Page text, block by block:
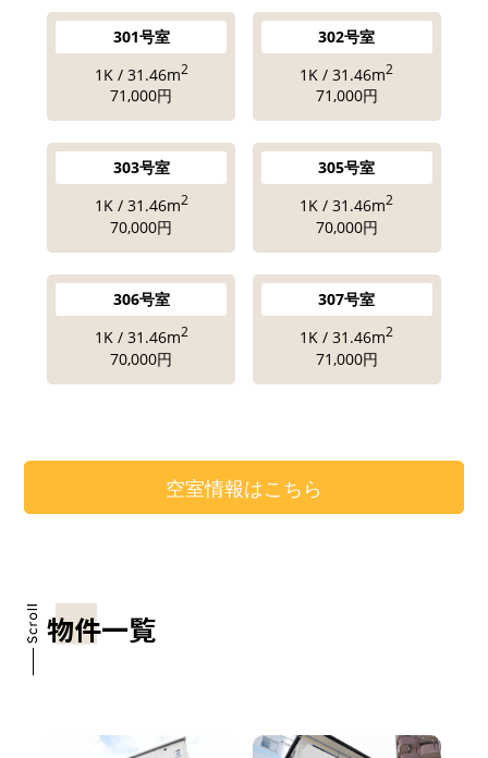
301号室
1K / 31.46m2
71,000円
302号室
1K / 31.46m2
71,000円
303号室
1K / 31.46m2
70,000円
305号室
1K / 31.46m2
70,000円
306号室
1K / 31.46m2
70,000円
307号室
1K / 31.46m2
71,000円
空室情報はこちら
物件一覧